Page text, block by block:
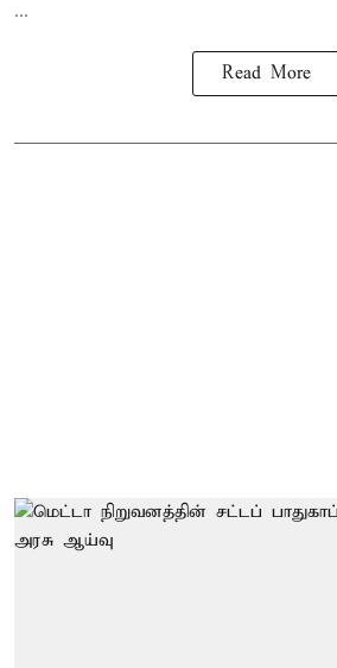
...
Read More